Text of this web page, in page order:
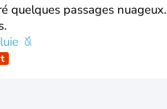
quelques passages nuageux.